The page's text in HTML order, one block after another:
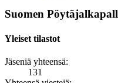
Suomen
Yleiset tilastot
Jäseniä yhteensä:
131